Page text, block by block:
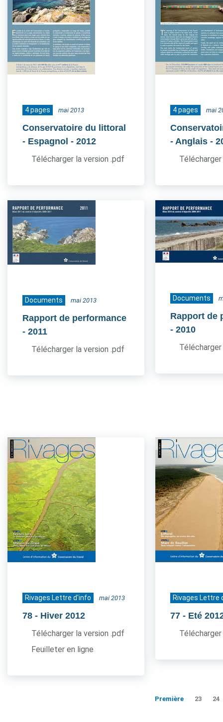
4 pages mai 2013
Conservatoire du littoral
- Espagnol - 2012
Télécharger la version .pdf
4 pages mai
- Anglais -
Documents mai 2013
Rapport de performance
- 2011
Télécharger la version .pdf
Documents
Rapport de
- 2010
Rivages Lettre d'info mai 2013
78 - Hiver 2012
Télécharger la version .pdf
Feuilleter en ligne
Rivages Lettre
77 - Eté
Première 23 24